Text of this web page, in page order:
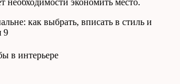
в интерьере